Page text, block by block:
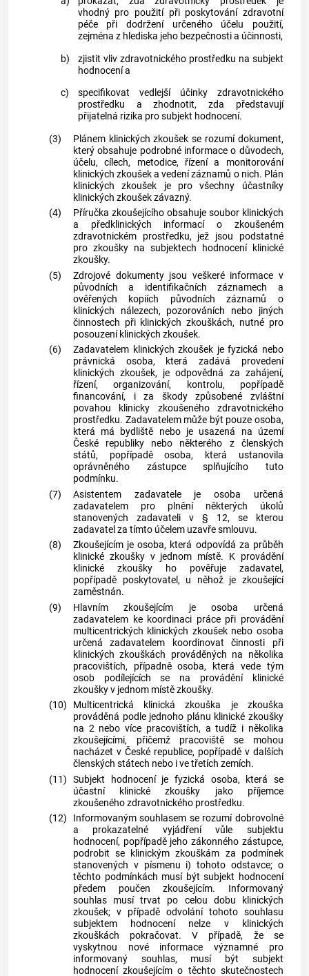
vhodný pro použití při poskytování zdravotní
péče při dodržení určeného účelu použití,
zejména z hlediska jeho bezpečnosti a účinnosti,
b)
zjistit vliv zdravotnického prostředku na subjekt
hodnocení a
c)
specifikovat vedlejší účinky zdravotnického
prostředku a zhodnotit, zda představují
přijatelná rizika pro subjekt hodnocení.
(3)
Plánem klinických zkoušek se rozumí dokument,
který obsahuje podrobné informace o důvodech,
účelu, cílech, metodice, řízení a monitorování
klinických zkoušek a vedení záznamů o nich. Plán
klinických zkoušek je pro všechny účastníky
klinických zkoušek závazný.
(4)
Příručka zkoušejícího obsahuje soubor klinických
a předklinických informací o zkoušeném
zdravotnickém prostředku, jež jsou podstatné
pro zkoušky na subjektech hodnocení klinické
zkoušky.
(5)
Zdrojové dokumenty jsou veškeré informace v
původních a identifikačních záznamech a
ověřených kopiích původních záznamů o
klinických nálezech, pozorováních nebo jiných
činnostech při klinických zkouškách, nutné pro
posouzení klinických zkoušek.
(6)
Zadavatelem klinických zkoušek je fyzická nebo
právnická osoba, která zadává provedení
klinických zkoušek, je odpovědná za zahájení,
řízení, organizování, kontrolu, popřípadě
financování, i za škody způsobené zvláštní
povahou klinicky zkoušeného zdravotnického
prostředku. Zadavatelem může být pouze osoba,
která má bydliště nebo je usazená na území
České republiky nebo některého z členských
států, popřípadě osoba, která ustanovila
oprávněného zástupce splňujícího tuto
podmínku.
(7)
Asistentem zadavatele je osoba určená
zadavatelem pro plnění některých úkolů
stanovených zadavateli v § 12, se kterou
zadavatel za tímto účelem uzavře smlouvu.
(8)
Zkoušejícím je osoba, která odpovídá za průběh
klinické zkoušky v jednom místě. K provádění
klinické zkoušky ho pověřuje zadavatel,
popřípadě poskytovatel, u něhož je zkoušející
zaměstnán.
(9)
Hlavním zkoušejícím je osoba určená
zadavatelem ke koordinaci práce při provádění
multicentrických klinických zkoušek nebo osoba
určená zadavatelem koordinovat činnosti při
klinických zkouškách prováděných na několika
pracovištích, případně osoba, která vede tým
osob podílejících se na provádění klinické
zkoušky v jednom místě zkoušky.
(10)
Multicentrická klinická zkouška je zkouška
prováděná podle jednoho plánu klinické zkoušky
na 2 nebo více pracovištích, a tudíž i několika
zkoušejícími, přičemž pracoviště se mohou
nacházet v České republice, popřípadě v dalších
členských státech nebo i ve třetích zemích.
(11) Subjekt hodnocení je fyzická osoba, která se
účastní klinické zkoušky jako příjemce
zkoušeného zdravotnického prostředku.
(12)
Informovaným souhlasem se rozumí dobrovolné
a prokazatelné vyjádření vůle subjektu
hodnocení, popřípadě jeho zákonného zástupce,
podrobit se klinickým zkouškám za podmínek
stanovených v písmenu i) tohoto odstavce; o
těchto podmínkách musí být subjekt hodnocení
předem poučen zkoušejícím. Informovaný
souhlas musí trvat po celou dobu klinických
zkoušek; v případě odvolání tohoto souhlasu
subjektem hodnocení nelze v klinických
zkouškách pokračovat. V případě, že se
vyskytnou nové informace významné pro
informovaný souhlas, musí být subjekt
hodnocení zkoušejícím o těchto skutečnostech